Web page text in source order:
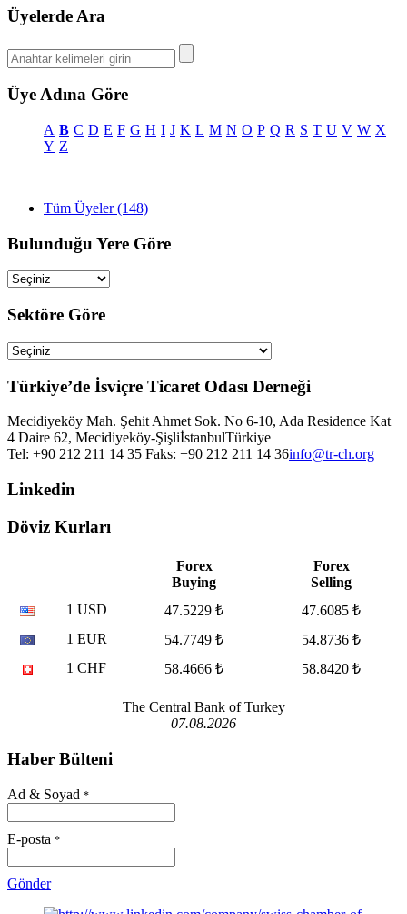
Üyelerde Ara
Üye Adına Göre
A B C D E F G H I J K L M N O P Q R S T U V W X
Y Z
Tüm Üyeler (148)
Bulunduğu Yere Göre
Sektöre Göre
Türkiye’de İsviçre Ticaret Odası Derneği
Mecidiyeköy Mah. Şehit Ahmet Sok. No 6-10, Ada Residence Kat
4 Daire 62, Mecidiyeköy-ŞişliİstanbulTürkiye
Tel: +90 212 211 14 35 Faks: +90 212 211 14 36info@tr-ch.org
Linkedin
Döviz Kurları
Forex
Buying
Forex
Selling
1 USD
47.5229 ₺
47.6085 ₺
1 EUR
54.7749 ₺
54.8736 ₺
1 CHF
58.4666 ₺ 58.8420 ₺
The Central Bank of Turkey
07.08.2026
Haber Bülteni
Ad & Soyad *
E-posta *
Gönder